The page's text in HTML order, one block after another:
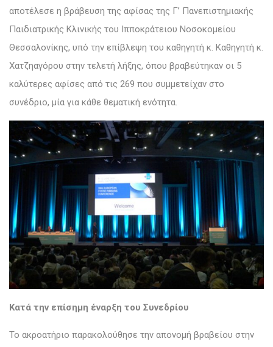
αποτέλεσε η βράβευση της αφίσας της Γ’ Πανεπιστημιακής
Παιδιατρικής Κλινικής του Ιπποκράτειου Νοσοκομείου
Θεσσαλονίκης, υπό την επίβλεψη του καθηγητή κ. Καθηγητή κ.
Χατζηαγόρου στην τελετή λήξης, όπου βραβεύτηκαν οι 5
καλύτερες αφίσες από τις 269 που συμμετείχαν στο
συνέδριο, μία για κάθε θεματική ενότητα.
Κατά την επίσημη έναρξη του Συνεδρίου
Το ακροατήριο παρακολούθησε την απονομή βραβείου στην